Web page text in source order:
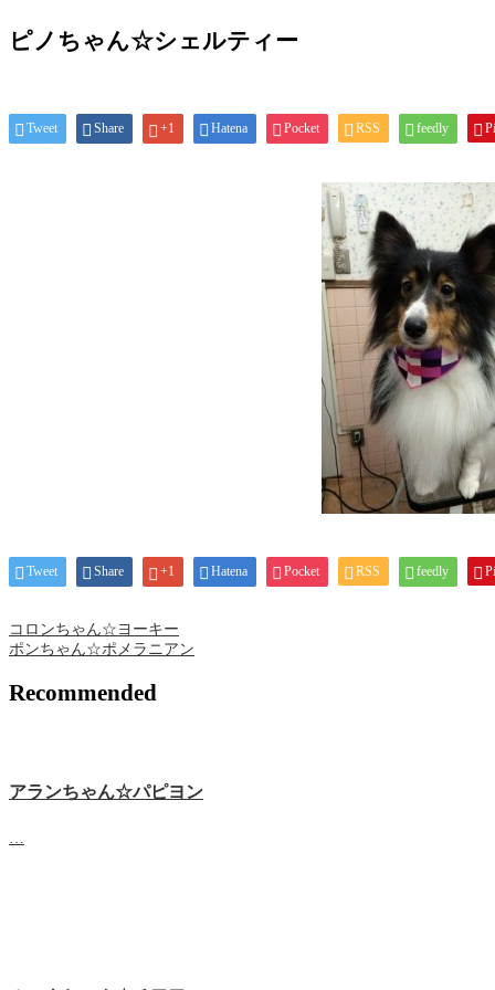
ピノちゃん☆シェルティー
Tweet Share +1 Hatena Pocket RSS feedly
Tweet Share +1 Hatena Pocket RSS feedly
コロンちゃん☆ヨーキー
ポンちゃん☆ポメラニアン
Recommended
アランちゃん☆パピヨン